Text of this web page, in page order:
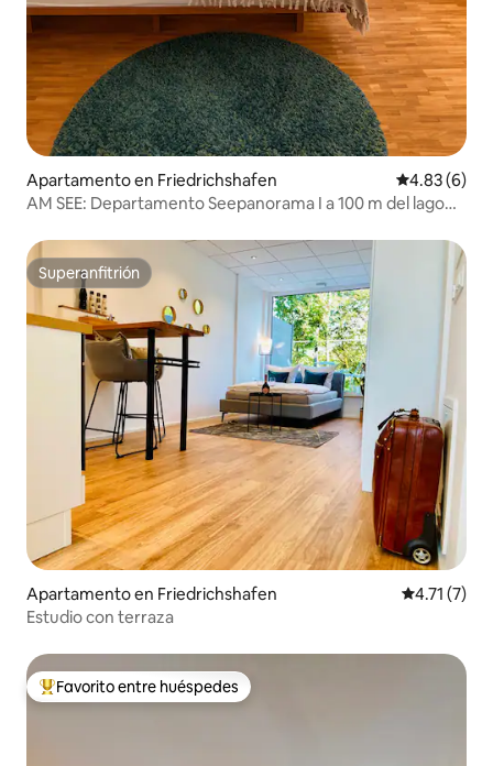
Apartamento en Friedrichshafen Calificación
4.83 (6)
AM SEE: Departamento Seepanorama I a 100 m del lago
Superanfitrión
Superanfitrión
Apartamento en Friedrichshafen Calificación
4.71 (7)
Estudio con terraza
Favorito entre huéspedes preferido
Favorito entre huéspedes